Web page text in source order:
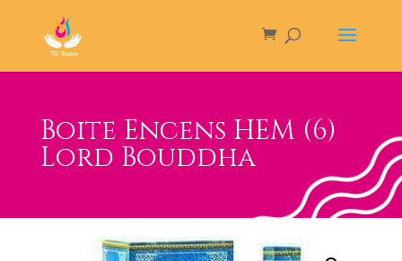
Boite Encens HEM (6)
Lord Bouddha